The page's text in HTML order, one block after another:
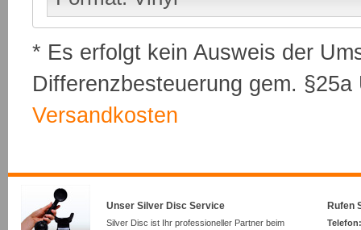
* Es erfolgt kein Ausweis der
Differenzbesteuerung gem.
Versandkosten
Unser Silver Disc Service
Silver Disc ist Ihr professioneller Partner beim
Rufen